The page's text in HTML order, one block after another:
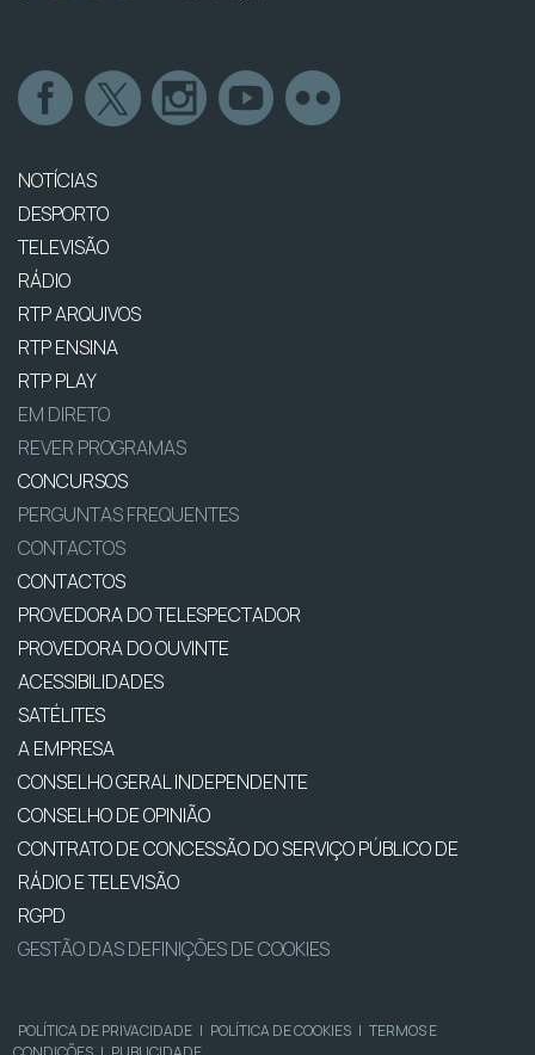
NOTÍCIAS
DESPORTO
TELEVISÃO
RÁDIO
RTP ARQUIVOS
RTP ENSINA
RTP PLAY
EM DIRETO
REVER PROGRAMAS
CONCURSOS
PERGUNTAS FREQUENTES
CONTACTOS
CONTACTOS
PROVEDORA DO TELESPECTADOR
PROVEDORA DO OUVINTE
ACESSIBILIDADES
SATÉLITES
A EMPRESA
CONSELHO GERAL INDEPENDENTE
CONSELHO DE OPINIÃO
CONTRATO DE CONCESSÃO DO SERVIÇO PÚBLICO DE
RÁDIO E TELEVISÃO
RGPD
GESTÃO DAS DEFINIÇÕES DE COOKIES
POLÍTICA DE PRIVACIDADE | POLÍTICA DE COOKIES | TERMOS E